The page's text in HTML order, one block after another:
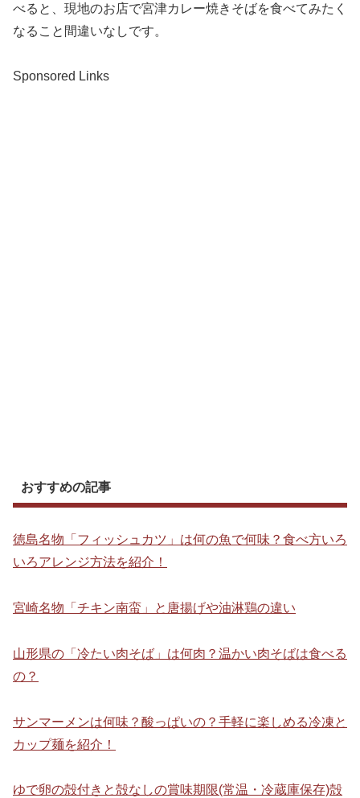
べると、現地のお店で宮津カレー焼きそばを食べてみたく
なること間違いなしです。
Sponsored Links
おすすめの記事
徳島名物「フィッシュカツ」は何の魚で何味？食べ方いろ
いろアレンジ方法を紹介！
宮崎名物「チキン南蛮」と唐揚げや油淋鶏の違い
山形県の「冷たい肉そば」は何肉？温かい肉そばは食べる
の？
サンマーメンは何味？酸っぱいの？手軽に楽しめる冷凍と
カップ麺を紹介！
ゆで卵の殻付きと殻なしの賞味期限(常温・冷蔵庫保存)殻